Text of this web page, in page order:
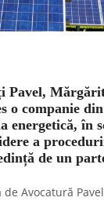
Pavel,
o companie
energetică, în
a
de un
de Avocatură